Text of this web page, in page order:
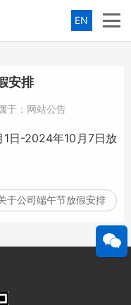
EN
安排
于： 网站公告
日-2024年10月7日放
于公司端午节放假安排